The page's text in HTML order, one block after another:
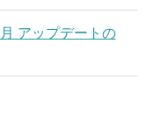
アップデートの